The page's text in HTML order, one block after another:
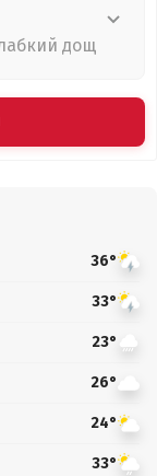
дощ
36°
33°
23°
26°
24°
33°